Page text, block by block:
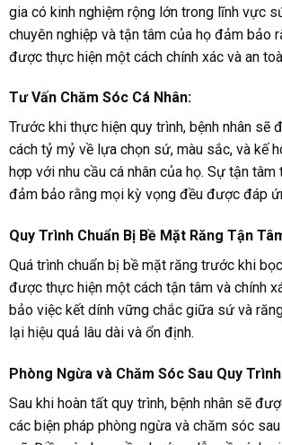
gia có kinh nghiệm rộng lớn trong lĩnh vực
chuyên nghiệp và tận tâm của họ đảm bảo
được thực hiện một cách chính xác và an
Tư Vấn Chăm Sóc Cá Nhân:
Trước khi thực hiện quy trình, bệnh nhân sẽ
cách tỷ mỷ về lựa chọn sứ, màu sắc, và kế
hợp với nhu cầu cá nhân của họ. Sự tận
đảm bảo rằng mọi kỳ vọng đều được đáp
Quy Trình Chuẩn Bị Bề Mặt Răng Tận
Quá trình chuẩn bị bề mặt răng trước khi
được thực hiện một cách tận tâm và chính
bảo việc kết dính vững chắc giữa sứ và
lại hiệu quả lâu dài và ổn định.
Phòng Ngừa và Chăm Sóc Sau Quy
Sau khi hoàn tất quy trình, bệnh nhân sẽ
các biện pháp phòng ngừa và chăm sóc